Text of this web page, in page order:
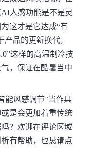
人感功能是不是灵
这才是它达成“有
品的更新换代，
这样的高温制冷技
，保证在酷暑当中
能风感调节”当作具
是会更加着重传统
？欢迎在评论区域
有帮助，也恳请点